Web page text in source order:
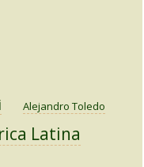
Alejandro Toledo
Latina